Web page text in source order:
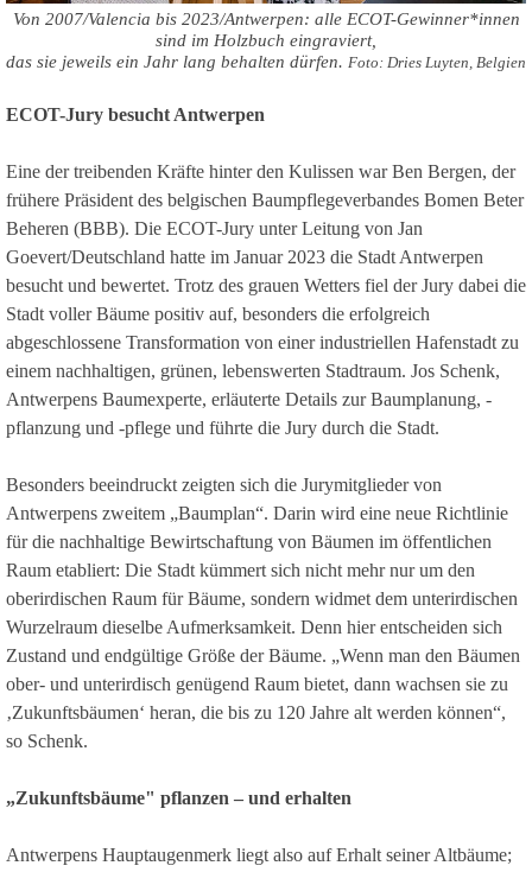
Von 2007/Valencia bis 2023/Antwerpen: alle ECOT-Gewinner*innen
sind im Holzbuch eingraviert,
das sie jeweils ein Jahr lang behalten dürfen. Foto: Dries Luyten, Belgien
ECOT-Jury besucht Antwerpen
Eine der treibenden Kräfte hinter den Kulissen war Ben Bergen, der
frühere Präsident des belgischen Baumpflegeverbandes Bomen Beter
Beheren (BBB). Die ECOT-Jury unter Leitung von Jan
Goevert/Deutschland hatte im Januar 2023 die Stadt Antwerpen
besucht und bewertet. Trotz des grauen Wetters fiel der Jury dabei die
Stadt voller Bäume positiv auf, besonders die erfolgreich
abgeschlossene Transformation von einer industriellen Hafenstadt zu
einem nachhaltigen, grünen, lebenswerten Stadtraum. Jos Schenk,
Antwerpens Baumexperte, erläuterte Details zur Baumplanung, -
pflanzung und -pflege und führte die Jury durch die Stadt.
Besonders beeindruckt zeigten sich die Jurymitglieder von
Antwerpens zweitem „Baumplan“. Darin wird eine neue Richtlinie
für die nachhaltige Bewirtschaftung von Bäumen im öffentlichen
Raum etabliert: Die Stadt kümmert sich nicht mehr nur um den
oberirdischen Raum für Bäume, sondern widmet dem unterirdischen
Wurzelraum dieselbe Aufmerksamkeit. Denn hier entscheiden sich
Zustand und endgültige Größe der Bäume. „Wenn man den Bäumen
ober- und unterirdisch genügend Raum bietet, dann wachsen sie zu
‚Zukunftsbäumen‘ heran, die bis zu 120 Jahre alt werden können“,
so Schenk.
„Zukunftsbäume" pflanzen – und erhalten
Antwerpens Hauptaugenmerk liegt also auf Erhalt seiner Altbäume;